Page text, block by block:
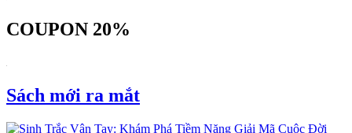
COUPON 20%
Sách mới ra mắt